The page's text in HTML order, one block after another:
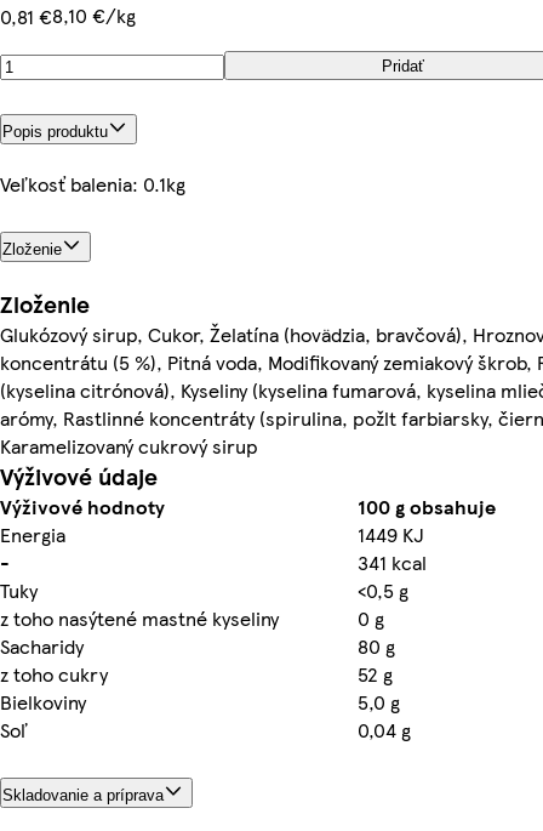
0,81 €8,10 €/kg
Pridať
Popis produktu
Veľkosť balenia: 0.1kg
Zloženie
Zloženie
Glukózový sirup, Cukor, Želatína (hovädzia, bravčová),
koncentrátu (5 %), Pitná voda, Modifikovaný zemiakový škrob,
(kyselina citrónová), Kyseliny (kyselina fumarová, kyselina
arómy, Rastlinné koncentráty (spirulina, požlt farbiarsky,
Karamelizovaný cukrový sirup
Výživové údaje
Výživové hodnoty
100 g obsahuje
Energia
1449 KJ
-
341 kcal
Tuky
<0,5 g
z toho nasýtené mastné kyseliny
0 g
Sacharidy
80 g
z toho cukry
52 g
Bielkoviny
5,0 g
Soľ
0,04 g
Skladovanie a príprava